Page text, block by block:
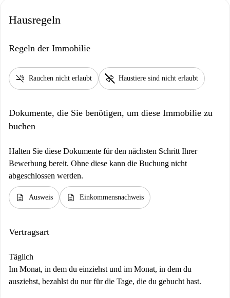
Hausregeln
Regeln der Immobilie
smoke_free Rauchen nicht erlaubt pet_supplies Haustiere sind nicht erlaubt
Dokumente, die Sie benötigen, um diese Immobilie zu
buchen
Halten Sie diese Dokumente für den nächsten Schritt Ihrer
Bewerbung bereit. Ohne diese kann die Buchung nicht
abgeschlossen werden.
description Ausweis description Einkommensnachweis
Vertragsart
Täglich
Im Monat, in dem du einziehst und im Monat, in dem du
ausziehst, bezahlst du nur für die Tage, die du gebucht hast.